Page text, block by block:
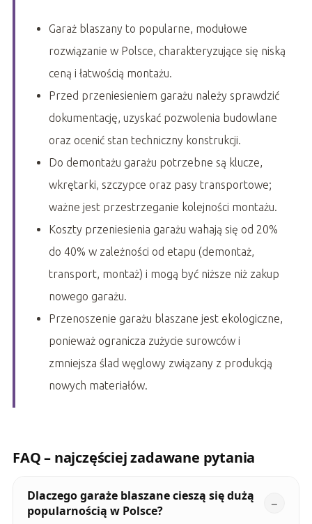
Garaż blaszany to popularne, modułowe
rozwiązanie w Polsce, charakteryzujące się niską
ceną i łatwością montażu.
Przed przeniesieniem garażu należy sprawdzić
dokumentację, uzyskać pozwolenia budowlane
oraz ocenić stan techniczny konstrukcji.
Do demontażu garażu potrzebne są klucze,
wkrętarki, szczypce oraz pasy transportowe;
ważne jest przestrzeganie kolejności montażu.
Koszty przeniesienia garażu wahają się od 20%
do 40% w zależności od etapu (demontaż,
transport, montaż) i mogą być niższe niż zakup
nowego garażu.
Przenoszenie garażu blaszane jest ekologiczne,
ponieważ ogranicza zużycie surowców i
zmniejsza ślad węglowy związany z produkcją
nowych materiałów.
FAQ – najczęściej zadawane pytania
Dlaczego garaże blaszane cieszą się dużą
popularnością w Polsce?